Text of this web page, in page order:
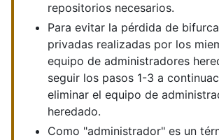
repositorios necesarios.
Para evitar la pérdida de
privadas realizadas por los
equipo de administradores
seguir los pasos 1-3 a
eliminar el equipo de
heredado.
Como "administrador" es un